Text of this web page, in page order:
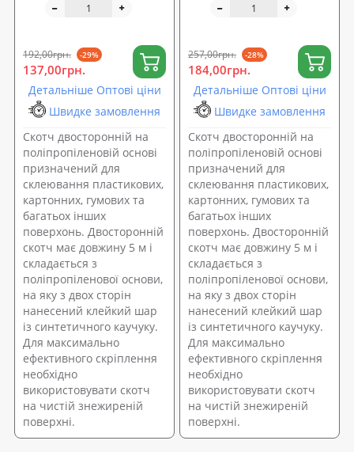
192,00грн. -29%
137,00грн.
Детальніше Оптові ціни
Швидке замовлення
Скотч двосторонній на
поліпропіленовій основі
призначений для
склеювання пластикових,
картонних, гумових та
багатьох інших
поверхонь. Двосторонній
скотч має довжину 5 м і
складається з
поліпропіленової основи,
на яку з двох сторін
нанесений клейкий шар
із синтетичного каучуку.
Для максимально
ефективного скріплення
необхідно
використовувати скотч
на чистій знежиреній
поверхні.
257,00грн. -28%
184,00грн.
Детальніше Оптові ціни
Швидке замовлення
Скотч двосторонній на
поліпропіленовій основі
призначений для
склеювання пластикових,
картонних, гумових та
багатьох інших
поверхонь. Двосторонній
скотч має довжину 5 м і
складається з
поліпропіленової основи,
на яку з двох сторін
нанесений клейкий шар
із синтетичного каучуку.
Для максимально
ефективного скріплення
необхідно
використовувати скотч
на чистій знежиреній
поверхні.